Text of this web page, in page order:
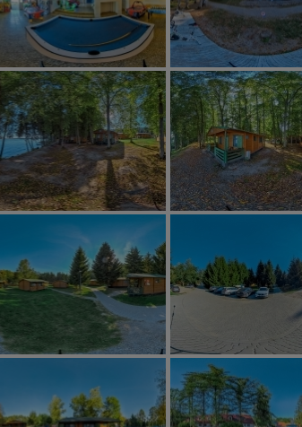
W każdej chwili możesz:
przetwarzania. Pamiętaj
informacji zawartych w
przypadkach nie możemy tego
Dziękujemy, i życzmy miłego